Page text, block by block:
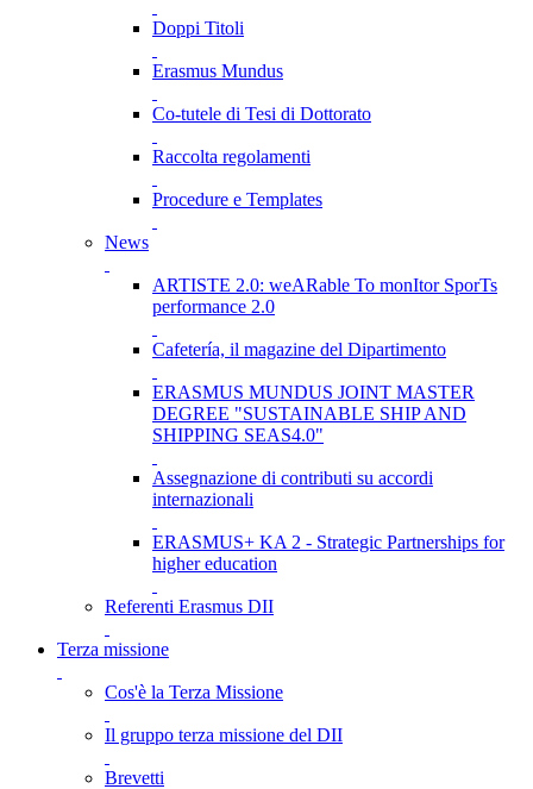
Doppi Titoli
Erasmus Mundus
Co-tutele di Tesi di Dottorato
Raccolta regolamenti
Procedure e Templates
News
ARTISTE 2.0: weARable To monItor SporTs
performance 2.0
Cafetería, il magazine del Dipartimento
ERASMUS MUNDUS JOINT MASTER
DEGREE "SUSTAINABLE SHIP AND
SHIPPING SEAS4.0"
Assegnazione di contributi su accordi
internazionali
ERASMUS+ KA 2 - Strategic Partnerships for
higher education
Referenti Erasmus DII
Terza missione
Cos'è la Terza Missione
Il gruppo terza missione del DII
Brevetti